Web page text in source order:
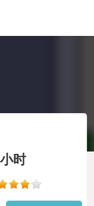
时